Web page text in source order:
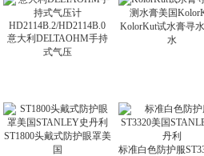
意大利DELTAOHM手持
式气压
KolorKut试水膏寻
水
ST1800头戴式防护眼罩美
国
标准白色防护服